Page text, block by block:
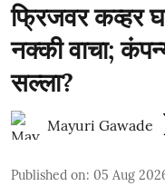
फ्रिजवर कव्हर
नक्की वाचा;
सल्ला?
Mayuri Gawade
Published on: 05 Aug